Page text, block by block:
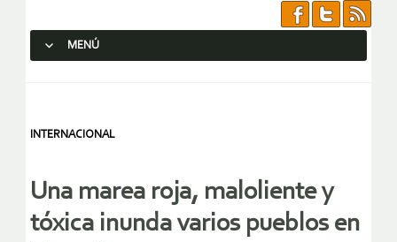
MENÚ
INTERNACIONAL
Una marea roja, maloliente y
tóxica inunda varios pueblos en